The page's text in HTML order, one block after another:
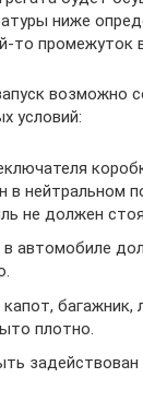
ниже
то промежуток
возможно
условий:
в нейтральном
не должен
в автомобиле
капот,
плотно.